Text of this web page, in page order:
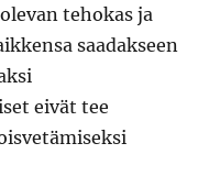
tehokas ja
saadakseen
eivät tee